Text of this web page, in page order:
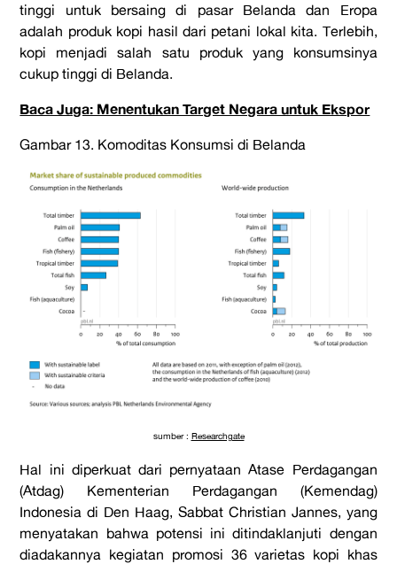
tinggi untuk bersaing di pasar Belanda dan Eropa
adalah produk kopi hasil dari petani lokal kita. Terlebih,
kopi menjadi salah satu produk yang konsumsinya
cukup tinggi di Belanda.
Baca Juga: Menentukan Target Negara untuk Ekspor
Gambar 13. Komoditas Konsumsi di Belanda
sumber : Researchgate
Hal ini diperkuat dari pernyataan Atase Perdagangan
(Atdag) Kementerian Perdagangan (Kemendag)
Indonesia di Den Haag, Sabbat Christian Jannes, yang
menyatakan bahwa potensi ini ditindaklanjuti dengan
diadakannya kegiatan promosi 36 varietas kopi khas